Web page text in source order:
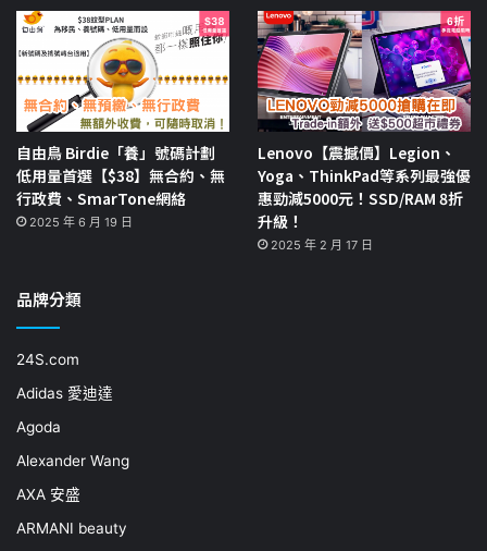
自由鳥 Birdie「養」號碼計劃
低用量首選【$38】無合約、無
行政費、SmarTone網絡
2025 年 6 月 19 日
Lenovo【震撼價】Legion、
Yoga、ThinkPad等系列最強優
惠勁減5000元！SSD/RAM 8折
升級！
2025 年 2 月 17 日
品牌分類
24S.com
Adidas 愛迪達
Agoda
Alexander Wang
AXA 安盛
ARMANI beauty